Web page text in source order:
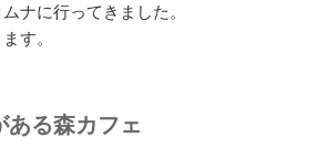
ナに行ってきました。
す。
ある森カフェ